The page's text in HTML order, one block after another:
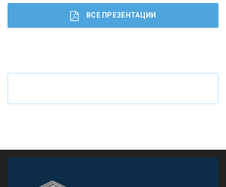
Что будет с наличными деньгами при цифровом
ВСЕ ПРЕЗЕНТАЦИИ